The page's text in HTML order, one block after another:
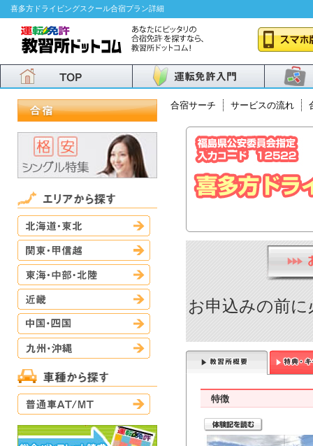
喜多方ドライビングスクール合宿プラン詳細
九州・沖縄
合宿サーチ サービスの流れ
お申込みの前
特徴